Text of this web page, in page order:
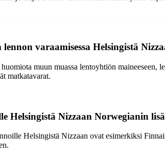
varaamisessa Helsingistä
muun muassa lentoyhtiön
matkatavarat.
Helsingistä Nizzaan Norwegianin
Helsingistä Nizzaan ovat esimerkiksi